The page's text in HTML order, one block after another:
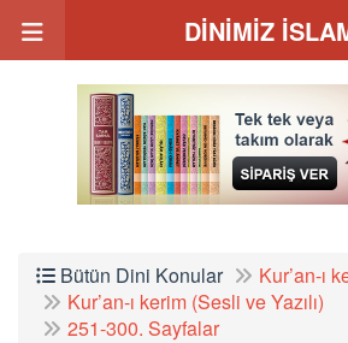
DİNİMİZ
Bütün Dini Konular
Kur’an-ı
Kur’an-ı kerim (Sesli ve Yazılı)
251-300. Sayfalar